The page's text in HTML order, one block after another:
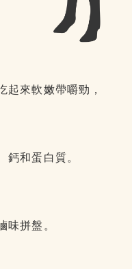
來軟嫩帶嚼勁，
和蛋白質。
拼盤。